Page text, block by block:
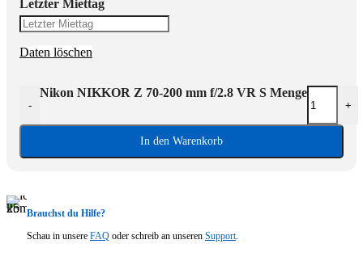
Letzter Miettag
Daten löschen
-
Nikon NIKKOR Z 70-200 mm f/2.8 VR S Menge
+
In den Warenkorb
Brauchst du Hilfe?
Schau in unsere FAQ oder schreib an unseren Support.